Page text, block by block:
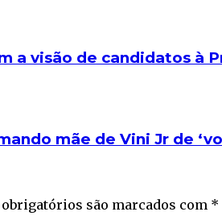
a visão de candidatos à
mãe de Vini Jr de
obrigatórios são marcados com *